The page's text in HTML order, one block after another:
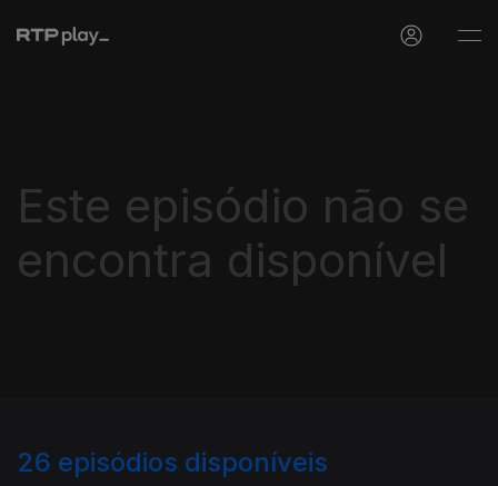
Este episódio não se
encontra disponível
26 episódios disponíveis